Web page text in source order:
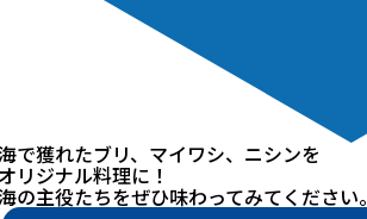
で獲れたブリ、マイワシ、ニシンを
リジナル料理に！
の主役たちをぜひ味わってみてください。